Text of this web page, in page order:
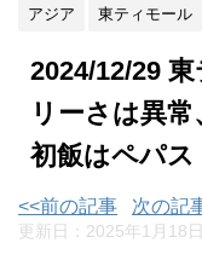
アジア 東ティモール
2024/12/29
リーさは異常
初飯はペパス
<<前の記事 次の記
更新日： 2025年1月18日